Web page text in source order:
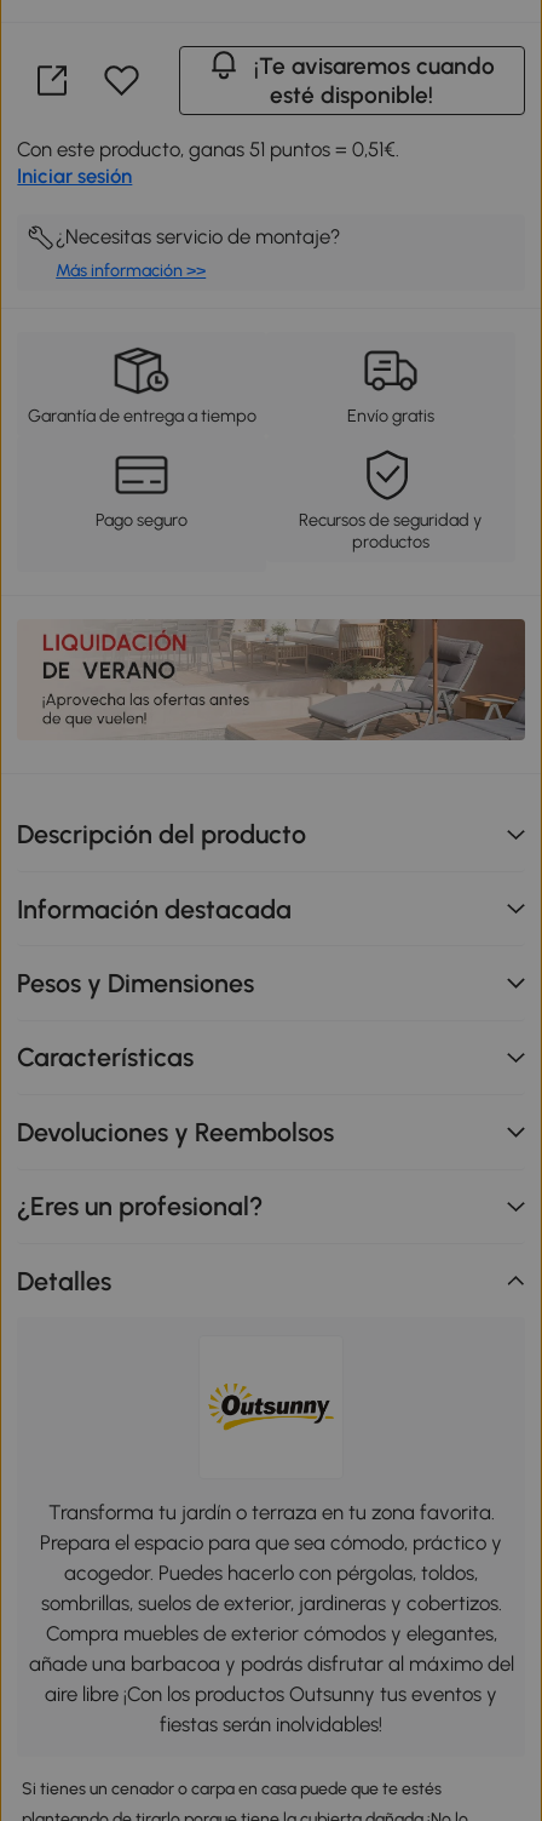
¡Te avisaremos cuando
esté disponible!
Con este producto, ganas 51 puntos = 0,51€.
Iniciar sesión
¿Necesitas servicio de montaje?
Más información >>
Garantía de entrega a tiempo Envío gratis
Pago seguro
Recursos de seguridad y
productos
Descripción del producto
Información destacada
Pesos y Dimensiones
Características
Devoluciones y Reembolsos
¿Eres un profesional?
Detalles
Transforma tu jardín o terraza en tu zona favorita.
Prepara el espacio para que sea cómodo, práctico y
acogedor. Puedes hacerlo con pérgolas, toldos,
sombrillas, suelos de exterior, jardineras y cobertizos.
Compra muebles de exterior cómodos y elegantes,
añade una barbacoa y podrás disfrutar al máximo del
aire libre ¡Con los productos Outsunny tus eventos y
fiestas serán inolvidables!
Si tienes un cenador o carpa en casa puede que te estés